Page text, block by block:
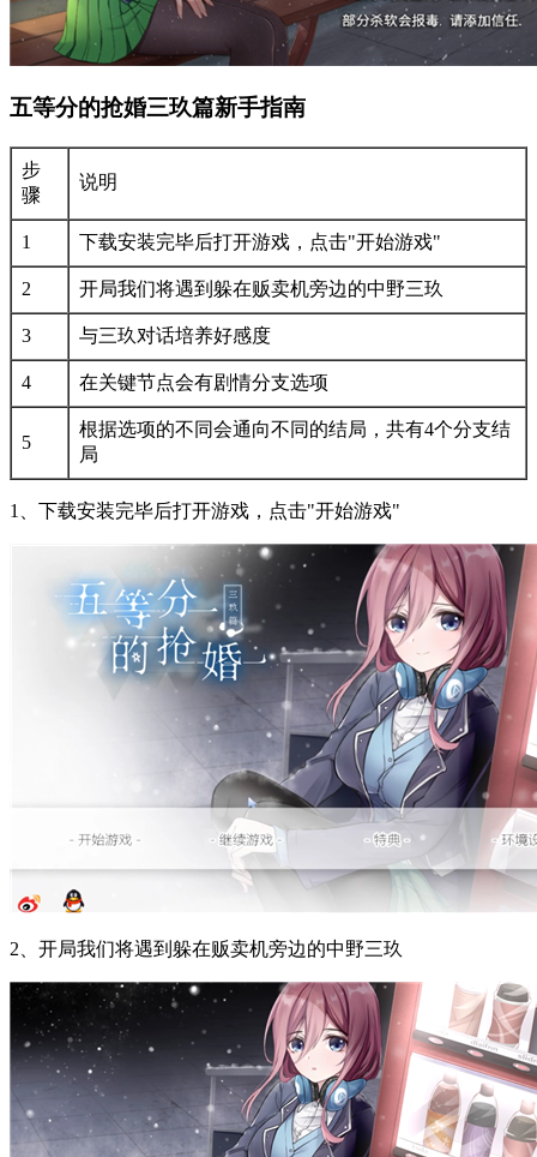
五等分的抢婚三玖篇新手指南
步
骤
说明
1 下载安装完毕后打开游戏，点击"开始游戏"
2 开局我们将遇到躲在贩卖机旁边的中野三玖
3 与三玖对话培养好感度
4 在关键节点会有剧情分支选项
5
根据选项的不同会通向不同的结局，共有4个分支结
局
1、下载安装完毕后打开游戏，点击"开始游戏"
2、开局我们将遇到躲在贩卖机旁边的中野三玖